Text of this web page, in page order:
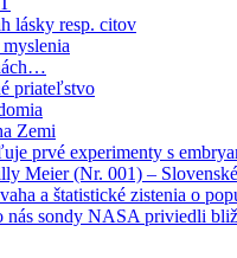
lásky resp. citov
priateľstvo
Zemi
prvé experimenty s
Meier (Nr. 001) –
a štatistické zistenia o
nás sondy NASA priviedli